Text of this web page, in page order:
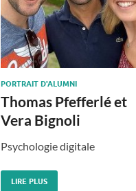
PORTRAIT D'ALUMNI
Thomas Pfefferlé et
Vera Bignoli
Psychologie digitale
LIRE PLUS